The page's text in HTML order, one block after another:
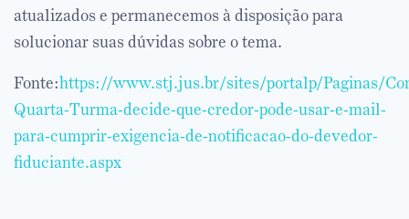
atualizados e permanecemos à disposição para
solucionar suas dúvidas sobre o tema.
Fonte:https://www.stj.jus.br/sites/portalp/Paginas/
Quarta-Turma-decide-que-credor-pode-usar-e-mail-
para-cumprir-exigencia-de-notificacao-do-devedor-
fiduciante.aspx